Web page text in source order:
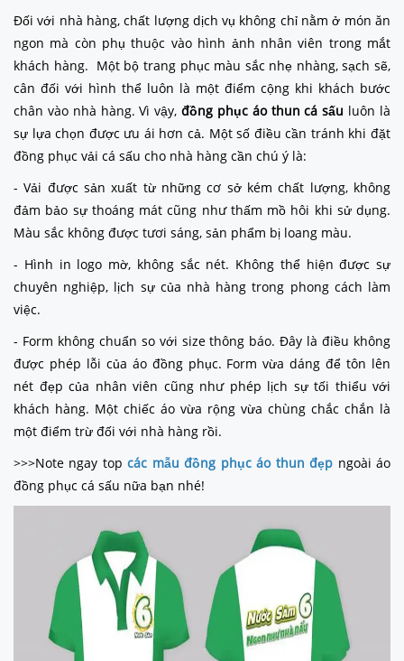
Đối với nhà hàng, chất lượng dịch vụ không chỉ nằm ở món ăn
ngon mà còn phụ thuộc vào hình ảnh nhân viên trong mắt
khách hàng. Một bộ trang phục màu sắc nhẹ nhàng, sạch sẽ,
cân đối với hình thể luôn là một điểm cộng khi khách bước
chân vào nhà hàng. Vì vậy,đồng phục áo thun cá sấu luôn là
sự lựa chọn được ưu ái hơn cả. Một số điều cần tránh khi đặt
đồng phục vải cá sấu cho nhà hàng cần chú ý là:
- Vải được sản xuất từ những cơ sở kém chất lượng, không
đảm bảo sự thoáng mát cũng như thấm mồ hôi khi sử dụng.
Màu sắc không được tươi sáng, sản phẩm bị loang màu.
- Hình in logo mờ, không sắc nét. Không thể hiện được sự
chuyên nghiệp, lịch sự của nhà hàng trong phong cách làm
việc.
- Form không chuẩn so với size thông báo. Đây là điều không
được phép lỗi của áo đồng phục. Form vừa dáng để tôn lên
nét đẹp của nhân viên cũng như phép lịch sự tối thiểu với
khách hàng. Một chiếc áo vừa rộng vừa chùng chắc chắn là
một điểm trừ đối với nhà hàng rồi.
>>>Note ngay topcác mẫu đồng phục áo thun đẹp ngoài áo
đồng phục cá sấu nữa bạn nhé!